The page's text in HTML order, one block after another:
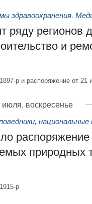
здравоохранения.
ряду регионов
и
р и распоряжение от
воскресенье
национальные
природных
р